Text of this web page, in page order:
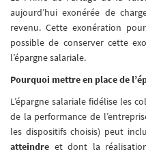
aujourd’hui exonérée de
revenu. Cette exonération
possible de conserver cette
l’épargne salariale.
Pourquoi mettre en place de
L’épargne salariale fidélise les
de la performance de
les dispositifs choisis) peut
atteindre et dont la